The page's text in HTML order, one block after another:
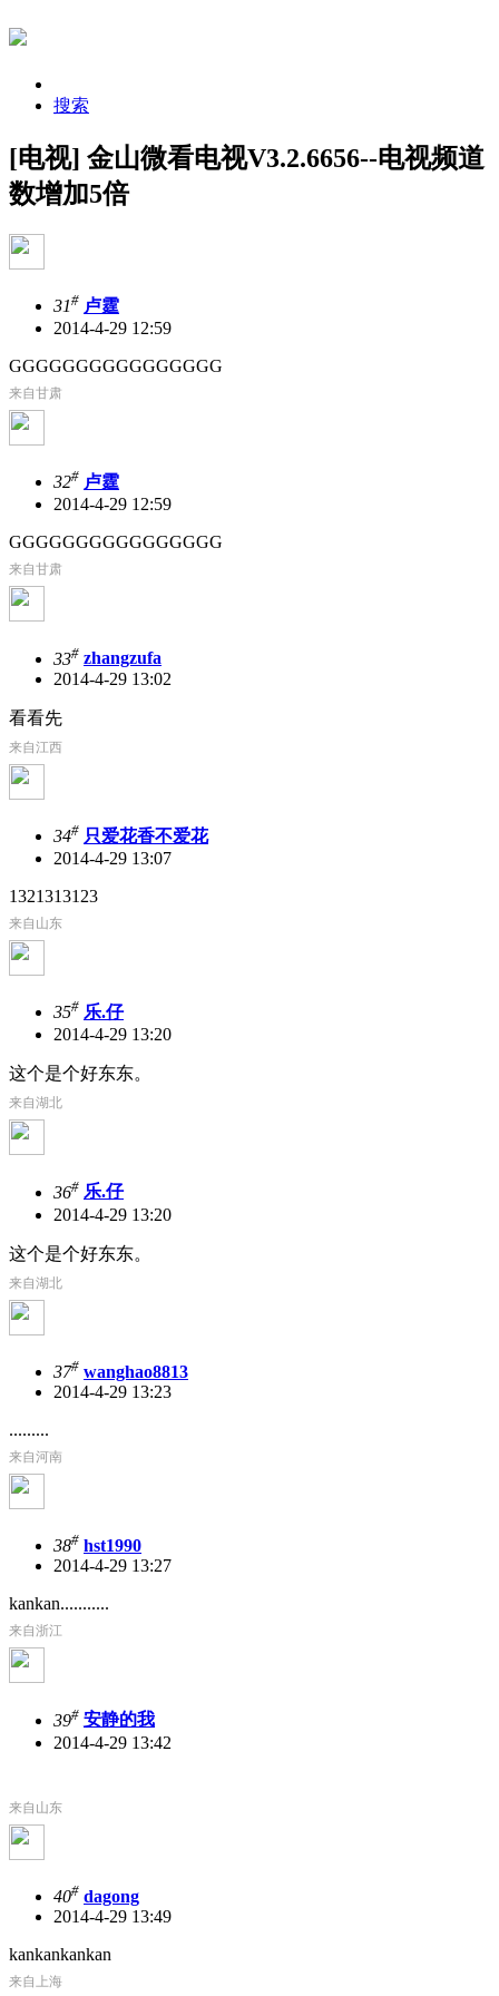
搜索
[电视] 金山微看电视V3.2.6656--电视频道
数增加5倍
31# 卢霆
2014-4-29 12:59
GGGGGGGGGGGGGGGG
来自甘肃
32# 卢霆
2014-4-29 12:59
GGGGGGGGGGGGGGGG
来自甘肃
33# zhangzufa
2014-4-29 13:02
看看先
来自江西
34# 只爱花香不爱花
2014-4-29 13:07
1321313123
来自山东
35# 乐.仔
2014-4-29 13:20
这个是个好东东。
来自湖北
36# 乐.仔
2014-4-29 13:20
这个是个好东东。
来自湖北
37# wanghao8813
2014-4-29 13:23
.........
来自河南
38# hst1990
2014-4-29 13:27
kankan...........
来自浙江
39# 安静的我
2014-4-29 13:42
来自山东
40# dagong
2014-4-29 13:49
kankankankan
来自上海